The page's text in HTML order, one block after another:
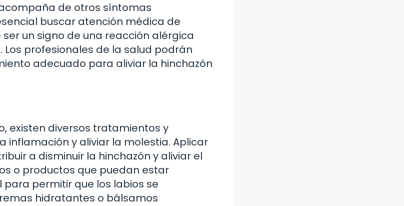
de otros síntomas
buscar atención médica de
un signo de una reacción alérgica
profesionales de la salud podrán
adecuado para aliviar la hinchazón
existen diversos tratamientos y
inflamación y aliviar la molestia. Aplicar
a disminuir la hinchazón y aliviar el
o productos que puedan estar
permitir que los labios se
hidratantes o bálsamos